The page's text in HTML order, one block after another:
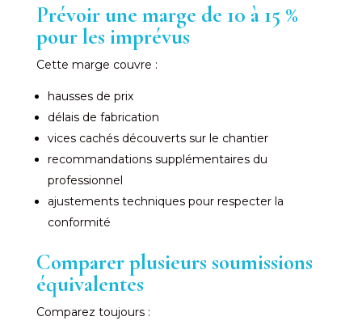
Prévoir une marge de 10 à 15 %
pour les imprévus
Cette marge couvre :
hausses de prix
délais de fabrication
vices cachés découverts sur le chantier
recommandations supplémentaires du
professionnel
ajustements techniques pour respecter la
conformité
Comparer plusieurs soumissions
équivalentes
Comparez toujours :